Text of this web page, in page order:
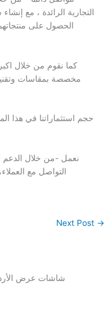
التجارية الرائدة ، مع
الحصول على منتجاتهم
كما نقوم من خلال
مخصصة بمقاسات
حجم استثماراتنا في هذا
التواصل مع
Next Post →